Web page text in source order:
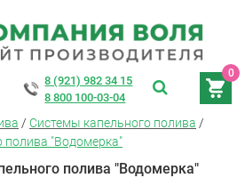
0
8 (921) 982 34 15
8 800 100-03-04
/ Системы капельного полива /
полива "Водомерка"
полива "Водомерка"